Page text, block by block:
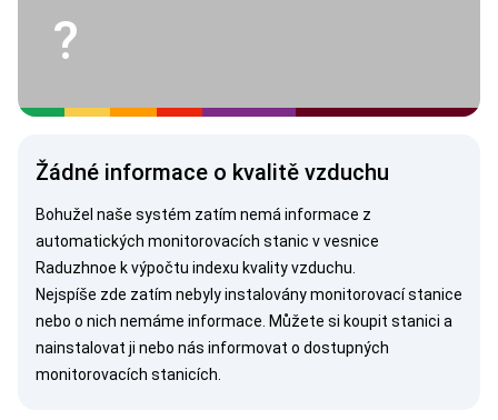
?
Žádné informace o kvalitě vzduchu
Bohužel naše systém zatím nemá informace z
automatických monitorovacích stanic v vesnice
Raduzhnoe k výpočtu indexu kvality vzduchu.
Nejspíše zde zatím nebyly instalovány monitorovací stanice
nebo o nich nemáme informace. Můžete si koupit stanici a
nainstalovat ji nebo nás informovat o dostupných
monitorovacích stanicích.